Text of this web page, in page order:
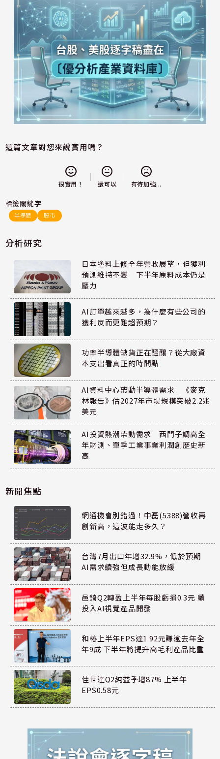
這篇文章對您來說實用嗎？
很實用！ 還可以 有待加強...
標籤關鍵字
半導體 股市
分析研究
日本塗料上修全年營收展望，但獲利
預測維持不變 下半年原料成本仍是
壓力
AI訂單越來越多，為什麼有些公司的
獲利反而更難超預期？
功率半導體缺貨正在醞釀？從大廠資
本支出看真正的時間點
AI資料中心帶動半導體需求 《麥克
林報告》估2027年市場規模突破2.2兆
美元
AI投資熱潮帶動需求 西門子調高全
年財測、單季工業事業利潤創歷史新
高
新聞焦點
網通機會別錯過！中磊(5388)營收再
創新高，這波能走多久？
台灣7月出口年增32.9%，低於預期
AI需求續強但成長動能放緩
邑錡Q2轉盈上半年每股虧損0.3元 續
投入AI視覺產品開發
和椿上半年EPS達1.92元賺逾去年全
年9成 下半年將提升高毛利產品比重
佳世達Q2純益季增87% 上半年
EPS0.58元